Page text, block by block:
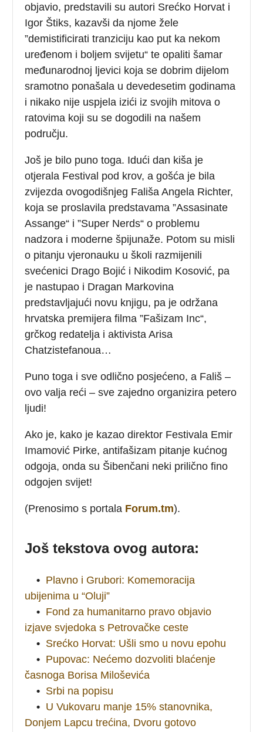
objavio, predstavili su autori Srećko Horvat i
Igor Štiks, kazavši da njome žele
”demistificirati tranziciju kao put ka nekom
uređenom i boljem svijetu“ te opaliti šamar
međunarodnoj ljevici koja se dobrim dijelom
sramotno ponašala u devedesetim godinama
i nikako nije uspjela izići iz svojih mitova o
ratovima koji su se dogodili na našem
području.
Još je bilo puno toga. Idući dan kiša je
otjerala Festival pod krov, a gošća je bila
zvijezda ovogodišnjeg Fališa Angela Richter,
koja se proslavila predstavama ”Assasinate
Assange“ i ”Super Nerds“ o problemu
nadzora i moderne špijunaže. Potom su misli
o pitanju vjeronauku u školi razmijenili
svećenici Drago Bojić i Nikodim Kosović, pa
je nastupao i Dragan Markovina
predstavljajući novu knjigu, pa je održana
hrvatska premijera filma ”Fašizam Inc“,
grčkog redatelja i aktivista Arisa
Chatzistefanoua…
Puno toga i sve odlično posjećeno, a Fališ –
ovo valja reći – sve zajedno organizira petero
ljudi!
Ako je, kako je kazao direktor Festivala Emir
Imamović Pirke, antifašizam pitanje kućnog
odgoja, onda su Šibenčani neki prilično fino
odgojen svijet!
(Prenosimo s portala Forum.tm).
Još tekstova ovog autora:
• Plavno i Grubori: Komemoracija
ubijenima u “Oluji”
• Fond za humanitarno pravo objavio
izjave svjedoka s Petrovačke ceste
• Srećko Horvat: Ušli smo u novu epohu
• Pupovac: Nećemo dozvoliti blaćenje
časnoga Borisa Miloševića
• Srbi na popisu
• U Vukovaru manje 15% stanovnika,
Donjem Lapcu trećina, Dvoru gotovo